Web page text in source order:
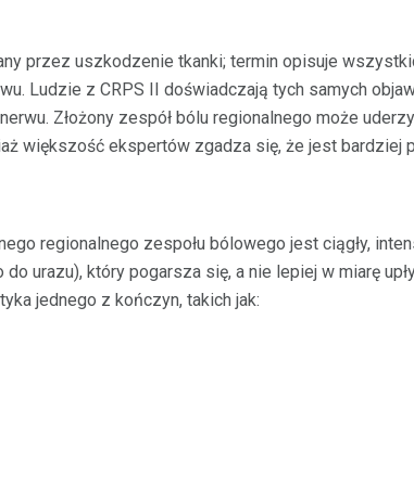
przez uszkodzenie tkanki; termin opisuje
Ludzie z CRPS II doświadczają tych samych
Złożony zespół bólu regionalnego może
większość ekspertów zgadza się, że jest bardziej
regionalnego zespołu bólowego jest ciągły,
urazu), który pogarsza się, a nie lepiej w miarę
jednego z kończyn, takich jak: